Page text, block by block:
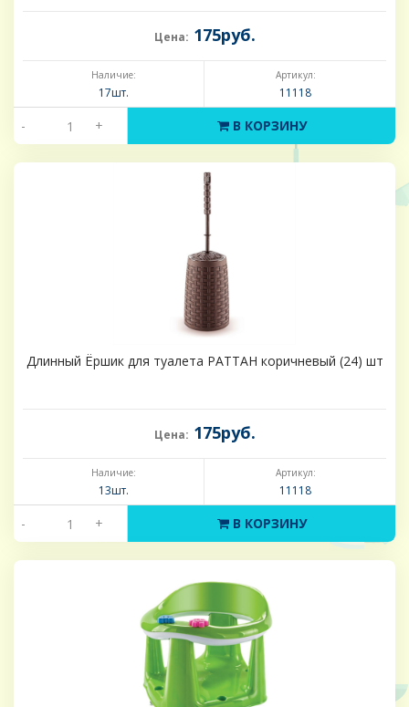
Цена: 175руб.
Наличие:
17шт.
Артикул:
11118
- + В КОРЗИНУ
Длинный Ёршик для туалета РАТТАН коричневый (24) шт
Цена: 175руб.
Наличие:
13шт.
Артикул:
11118
- + В КОРЗИНУ